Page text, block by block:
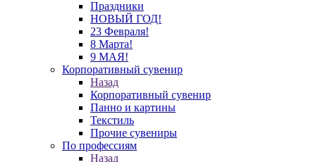
Праздники
НОВЫЙ ГОД!
23 Февраля!
8 Марта!
9 МАЯ!
Корпоративный сувенир
Назад
Корпоративный сувенир
Панно и картины
Текстиль
Прочие сувениры
По профессиям
Назад